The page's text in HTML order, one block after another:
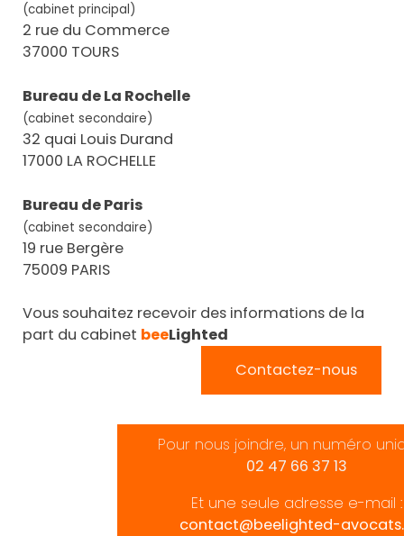
(cabinet principal)
2 rue du Commerce
37000 TOURS
Bureau de La Rochelle
(cabinet secondaire)
32 quai Louis Durand
17000 LA ROCHELLE
Bureau de Paris
(cabinet secondaire)
19 rue Bergère
75009 PARIS
Vous souhaitez recevoir des informations de la
part du cabinet beeLighted
Contactez-nous
Pour nous joindre, un numéro
02 47 66 37 13
Et une seule adresse e-mail :
contact@beelighted-